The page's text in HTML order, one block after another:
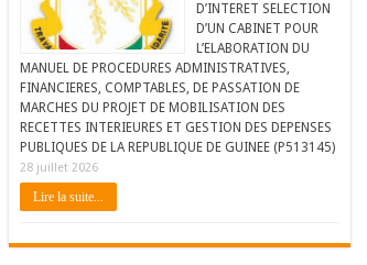
D’INTERET SELECTION
D’UN CABINET POUR
L’ELABORATION DU
MANUEL DE PROCEDURES ADMINISTRATIVES,
FINANCIERES, COMPTABLES, DE PASSATION DE
MARCHES DU PROJET DE MOBILISATION DES
RECETTES INTERIEURES ET GESTION DES DEPENSES
PUBLIQUES DE LA REPUBLIQUE DE GUINEE (P513145)
28 juillet 2026
Lire la suite...